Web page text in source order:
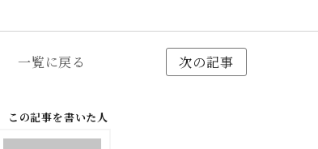
一覧に戻る 次の記事
この記事を書いた人